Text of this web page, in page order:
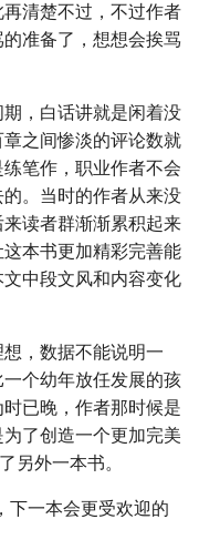
清楚不过，不过作者
准备了，想想会挨骂
，白话讲就是闲着没
之间惨淡的评论数就
笔作，职业作者不会
。当时的作者从来没
读者群渐渐累积起来
本书更加精彩完善能
中段文风和内容变化
，数据不能说明一
个幼年放任发展的孩
已晚，作者那时候是
了创造一个更加完美
另外一本书。
下一本会更受欢迎的